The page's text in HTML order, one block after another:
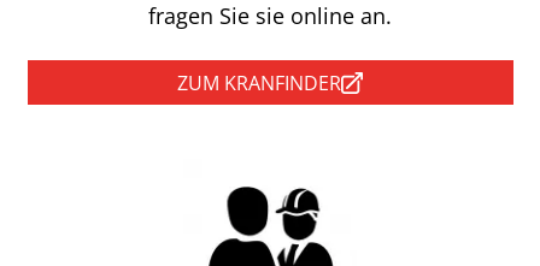
fragen Sie sie online an.
ZUM KRANFINDER